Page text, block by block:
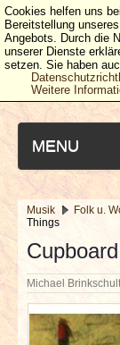
MENU
NEUESTE
NEWS &
BERICHTE
Musik Folk u.
Things
Michael
Cookies helfen uns
Bereitstellung
Angebots. Durch die
unserer Dienste
setzen. Sie haben
Weitere